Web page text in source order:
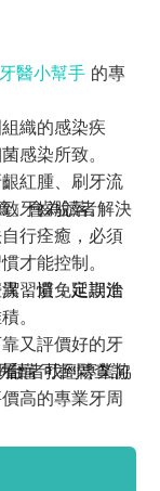
牙醫小幫手 的專
織的感染疾
感染所致。
紅腫、刷牙流
牙齒脫落。
行痊癒，必須
才能控制。
習慣，定期進
。
又評價好的牙
台，可輕鬆查詢
高的專業牙周
」會為讀者解決
，避免延誤治
懂
療程的完整解
讀者找到專業協